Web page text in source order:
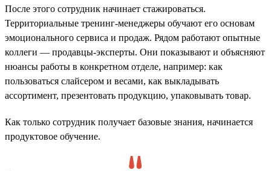
После этого сотрудник начинает стажироваться.
Территориальные тренинг-менеджеры обучают его основам
эмоционального сервиса и продаж. Рядом работают опытные
коллеги — продавцы-эксперты. Они показывают и объясняют
нюансы работы в конкретном отделе, например: как
пользоваться слайсером и весами, как выкладывать
ассортимент, презентовать продукцию, упаковывать товар.
Как только сотрудник получает базовые знания, начинается
продуктовое обучение.